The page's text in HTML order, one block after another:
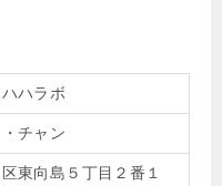
ハラボ
チャン
東向島５丁目２番１